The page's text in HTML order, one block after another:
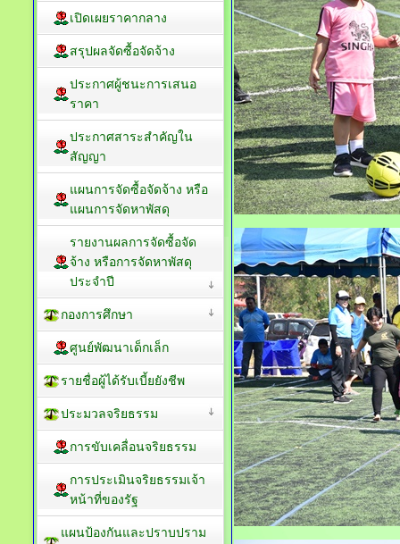
เปิดเผยราคากลาง
สรุปผลจัดซื้อจัดจ้าง
ประกาศผู้ชนะการเสนอ
ราคา
ประกาศสาระสำคัญใน
สัญญา
แผนการจัดซื้อจัดจ้าง หรือ
แผนการจัดหาพัสดุ
รายงานผลการจัดซื้อจัด
จ้าง หรือการจัดหาพัสดุ
ประจำปี
กองการศึกษา
ศูนย์พัฒนาเด็กเล็ก
รายชื่อผู้ได้รับเบี้ยยังชีพ
ประมวลจริยธรรม
การขับเคลื่อนจริยธรรม
การประเมินจริยธรรมเจ้า
หน้าที่ของรัฐ
แผนป้องกันและปราบปราม